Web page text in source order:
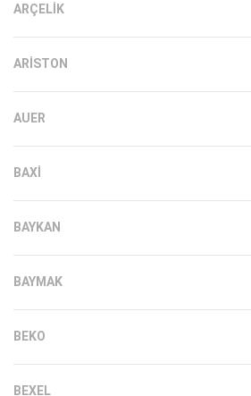
ARÇELIK
ARISTON
AUER
BAXI
BAYKAN
BAYMAK
BEKO
BEXEL